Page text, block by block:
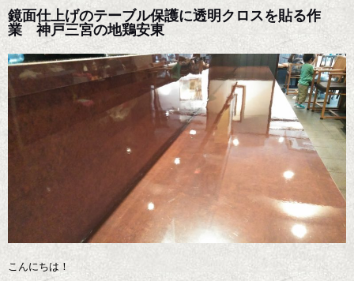
鏡面仕上げのテーブル保護に透明クロスを貼る作
業 神戸三宮の地鶏安東
こんにちは！